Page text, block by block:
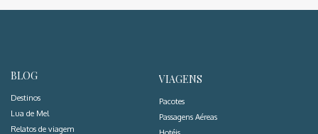
BLOG
Destinos
Lua de Mel
Relatos de viagem
VIAGENS
Pacotes
Passagens Aéreas